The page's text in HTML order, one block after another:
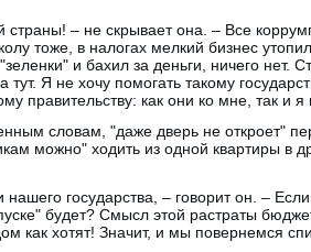
– не скрывает она. – Все
тоже, в налогах мелкий бизнес
и бахил за деньги, ничего нет.
Я не хочу помогать такому
правительству: как они ко мне, так и я
словам, "даже дверь не откроет"
можно" ходить из одной квартиры в
государства, – говорит он. –
будет? Смысл этой растраты
как хотят! Значит, и мы повернемся